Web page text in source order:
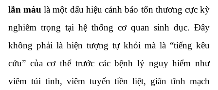
lẫn máu là một dấu hiệu cảnh báo tổn thương cực kỳ
nghiêm trọng tại hệ thống cơ quan sinh dục. Đây
không phải là hiện tượng tự khỏi mà là “tiếng kêu
cứu” của cơ thể trước các bệnh lý nguy hiểm như
viêm túi tinh, viêm tuyến tiền liệt, giãn tĩnh mạch